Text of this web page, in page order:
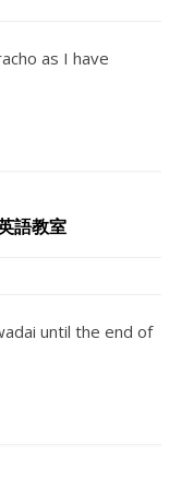
as I have
語教室
until the end of